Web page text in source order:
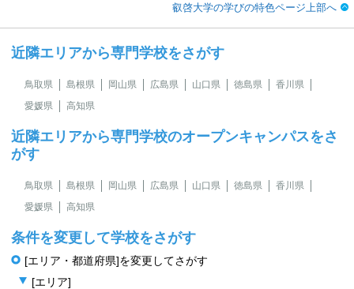
叡啓大学の学びの特色ページ上部へ
近隣エリアから専門学校をさがす
鳥取県 島根県 岡山県 広島県 山口県 徳島県
香川県
愛媛県
高知県
近隣エリアから専門学校のオープンキャンパスをさ
がす
鳥取県 島根県 岡山県 広島県 山口県 徳島県
香川県
愛媛県
高知県
条件を変更して学校をさがす
[エリア・都道府県]を変更してさがす
[エリア]